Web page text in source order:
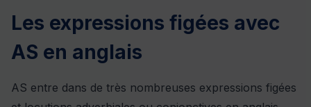
Les expressions figées avec
AS en anglais
AS entre dans de très nombreuses expressions figées